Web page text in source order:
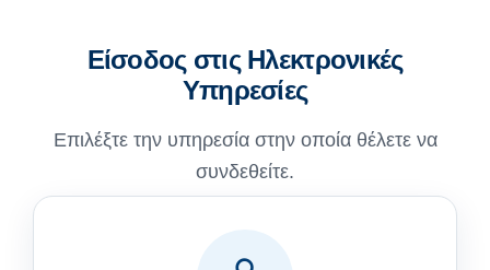
Είσοδος στις Ηλεκτρονικές
Υπηρεσίες
Επιλέξτε την υπηρεσία στην οποία θέλετε να
συνδεθείτε.